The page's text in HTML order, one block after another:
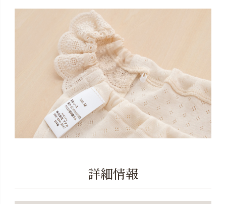
詳細情報